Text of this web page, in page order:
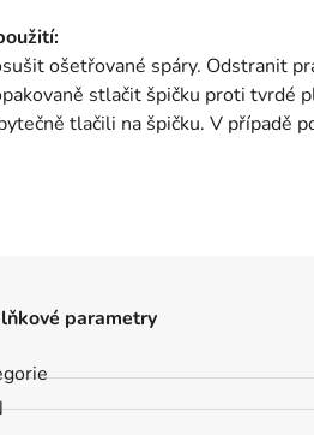
ošetřované spáry. Odstranit
stlačit špičku proti tvrdé
tlačili na špičku. V případě
parametry